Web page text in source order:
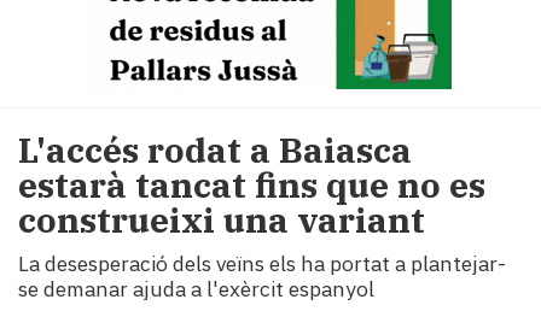
Política
i
municipis
Economia
i
turisme
​L'accés rodat a Baiasca
estarà tancat fins que no es
construeixi una variant
La desesperació dels veïns els ha portat a plantejar-
se demanar ajuda a l'exèrcit espanyol